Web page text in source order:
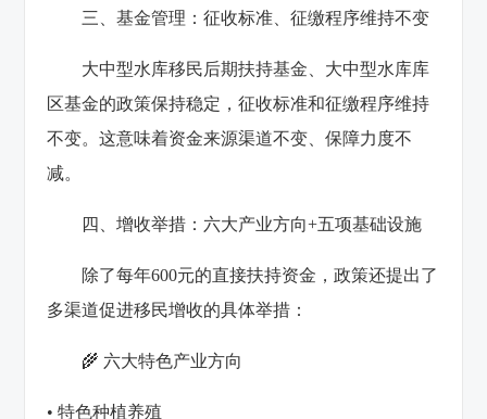
三、基金管理：征收标准、征缴程序维持不变
大中型水库移民后期扶持基金、大中型水库库
区基金的政策保持稳定，征收标准和征缴程序维持
不变。这意味着资金来源渠道不变、保障力度不
减。
四、增收举措：六大产业方向+五项基础设施
除了每年600元的直接扶持资金，政策还提出了
多渠道促进移民增收的具体举措：
🌾 六大特色产业方向
• 特色种植养殖